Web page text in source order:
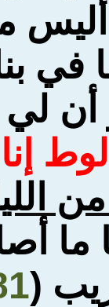
في
أن
لوط
من
ما
(